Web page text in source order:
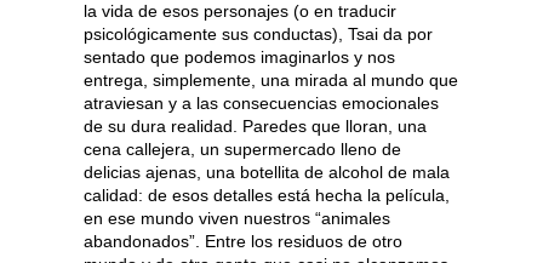
la vida de esos personajes (o en traducir
psicológicamente sus conductas), Tsai da por
sentado que podemos imaginarlos y nos
entrega, simplemente, una mirada al mundo que
atraviesan y a las consecuencias emocionales
de su dura realidad. Paredes que lloran, una
cena callejera, un supermercado lleno de
delicias ajenas, una botellita de alcohol de mala
calidad: de esos detalles está hecha la película,
en ese mundo viven nuestros “animales
abandonados”. Entre los residuos de otro